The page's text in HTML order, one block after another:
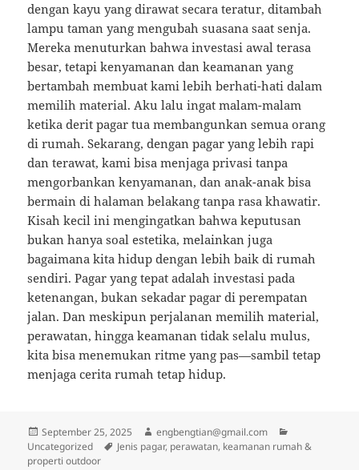
dengan kayu yang dirawat secara teratur, ditambah
lampu taman yang mengubah suasana saat senja.
Mereka menuturkan bahwa investasi awal terasa
besar, tetapi kenyamanan dan keamanan yang
bertambah membuat kami lebih berhati-hati dalam
memilih material. Aku lalu ingat malam-malam
ketika derit pagar tua membangunkan semua orang
di rumah. Sekarang, dengan pagar yang lebih rapi
dan terawat, kami bisa menjaga privasi tanpa
mengorbankan kenyamanan, dan anak-anak bisa
bermain di halaman belakang tanpa rasa khawatir.
Kisah kecil ini mengingatkan bahwa keputusan
bukan hanya soal estetika, melainkan juga
bagaimana kita hidup dengan lebih baik di rumah
sendiri. Pagar yang tepat adalah investasi pada
ketenangan, bukan sekadar pagar di perempatan
jalan. Dan meskipun perjalanan memilih material,
perawatan, hingga keamanan tidak selalu mulus,
kita bisa menemukan ritme yang pas—sambil tetap
menjaga cerita rumah tetap hidup.
Posted
on
September 25, 2025 Author
engbengtian@gmail.com
Uncategorized
Tags
Jenis pagar, perawatan, keamanan rumah &
properti outdoor